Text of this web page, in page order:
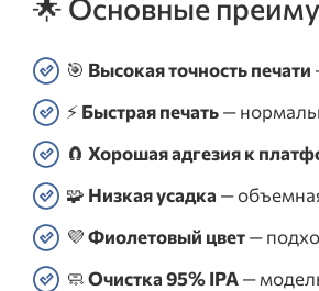
🌟 Основные
🎯 Высокая точность печати
⚡ Быстрая печать—
🧲 Хорошая адгезия к
🧩 Низкая усадка —
💜Фиолетовый цвет—
🧼Очистка 95% IPA—